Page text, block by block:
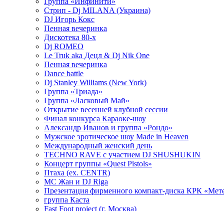
Стрип - Dj MILANA (Украина)
DJ Игорь Кокс
Пенная вечеринка
Дискотека 80-х
Dj ROMEO
Le Truk aka Децл & Dj Nik One
Пенная вечеринка
Dance battle
Dj Stanley Williams (New York)
Группа «Триада»
Группа «Ласковый Май»
Открытие весенней клубной сессии
Финал конкурса Караоке-шоу
Александр Иванов и группа «Рондо»
Мужское эротическое шоу Made in Heaven
Международный женский день
TECHNO RAVE с участием DJ SHUSHUKIN
Концерт группы «Quest Pistols»
Птаха (ex. CENTR)
МС Жан и DJ Riga
Презентация фирменного компакт-диска КРК
группа Каста
Fast Foot project (г. Москва)